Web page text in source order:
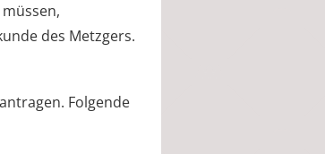
des Metzgers.
Folgende